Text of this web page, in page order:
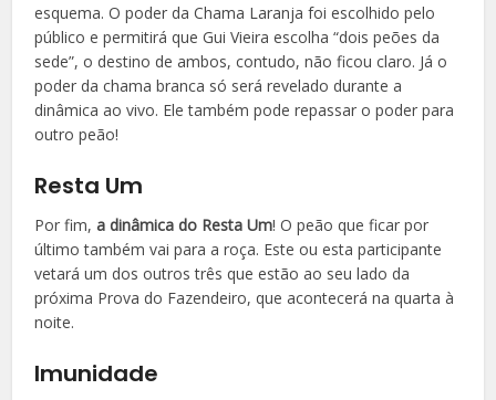
esquema. O poder da Chama Laranja foi escolhido pelo
público e permitirá que Gui Vieira escolha “dois peões da
sede”, o destino de ambos, contudo, não ficou claro. Já o
poder da chama branca só será revelado durante a
dinâmica ao vivo. Ele também pode repassar o poder para
outro peão!
Resta Um
Por fim,a dinâmica do Resta Um! O peão que ficar por
último também vai para a roça. Este ou esta participante
vetará um dos outros três que estão ao seu lado da
próxima Prova do Fazendeiro, que acontecerá na quarta à
noite.
Imunidade